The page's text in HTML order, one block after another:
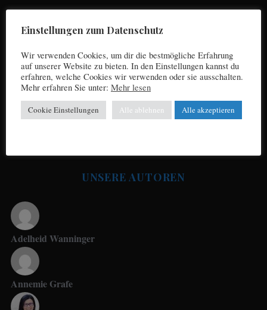
Impressum
Datenschutz
UNSERE AUTOREN
Adelheid Wanninger
Annemie Grafe
a
c
f
o
r
:
Einstellungen zum Datenschutz
Wir verwenden Cookies, um dir die bestmögliche Erfahrung
auf unserer Website zu bieten. In den Einstellungen kannst du
erfahren, welche Cookies wir verwenden oder sie ausschalten.
Mehr erfahren Sie unter: Mehr lesen
Cookie Einstellungen Alle ablehnen Alle akzeptieren